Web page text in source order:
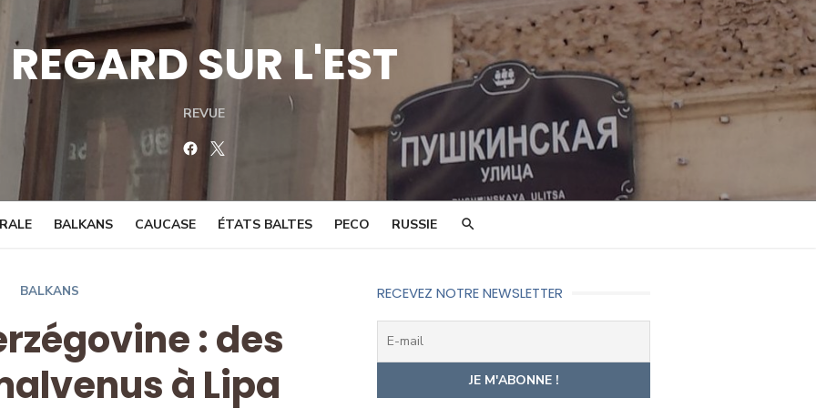
REGARD SUR L'EST
REVUE
Facebook
BALKANS CAUCASE ÉTATS BALTES PECO RUSSIE
BALKANS
: des
à Lipa
RECEVEZ NOTRE NEWSLETTER